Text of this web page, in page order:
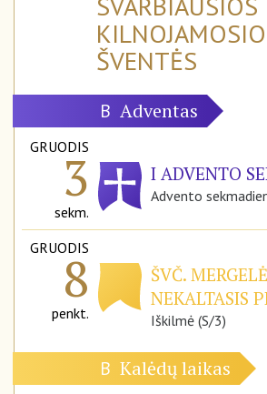
ŠVENTĖS
B Adventas
GRUODIS
3
sekm.
I ADVENTO
Advento
GRUODIS
8
penkt.
ŠVČ.
NEKALTASIS
Iškilmė (S/3)
B Kalėdų laikas